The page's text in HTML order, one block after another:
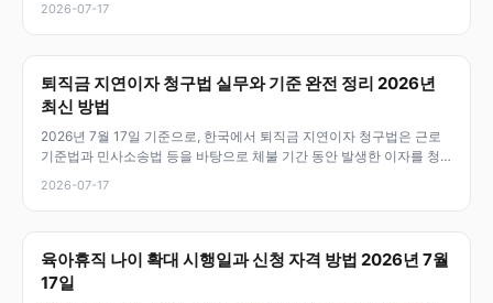
2026-07-17
퇴직금 지연이자 청구법 실무와 기준 완전 정리 2026년
최신 방법
2026년 7월 17일 기준으로, 한국에서 퇴직금 지연이자 청구법은 근로
기준법과 민사소송법 등을 바탕으로 체불 기간 동안 발생한 이자를 청
2026-07-17
육아휴직 나이 확대 시행일과 신청 자격 방법 2026년 7월
17일